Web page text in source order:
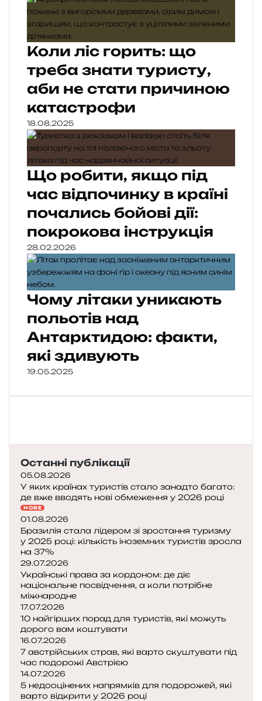
Коли ліс горить: що
треба знати туристу,
аби не стати причиною
катастрофи
18.08.2025
Що робити, якщо під
час відпочинку в країні
почались бойові дії:
покрокова інструкція
28.02.2026
Чому літаки уникають
польотів над
Антарктидою: факти,
які здивують
19.05.2025
Останні публікації
05.08.2026
У яких країнах туристів стало занадто багато:
де вже вводять нові обмеження у 2026 році
НОВЕ
01.08.2026
Бразилія стала лідером зі зростання туризму
у 2025 році: кількість іноземних туристів зросла
на 37%
29.07.2026
Українські права за кордоном: де діє
національне посвідчення, а коли потрібне
міжнародне
17.07.2026
10 найгірших порад для туристів, які можуть
дорого вам коштувати
16.07.2026
7 австрійських страв, які варто скуштувати під
час подорожі Австрією
14.07.2026
5 недооцінених напрямків для подорожей, які
варто відкрити у 2026 році